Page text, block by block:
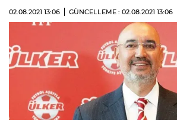
02.08.2021 13:06 GÜNCELLEME : 02.08.2021 13:06